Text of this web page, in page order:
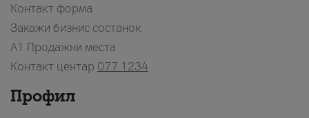
Контакт форма
Закажи бизнис состанок
A1 Продажни места
Контакт центар 077 1234
Профил